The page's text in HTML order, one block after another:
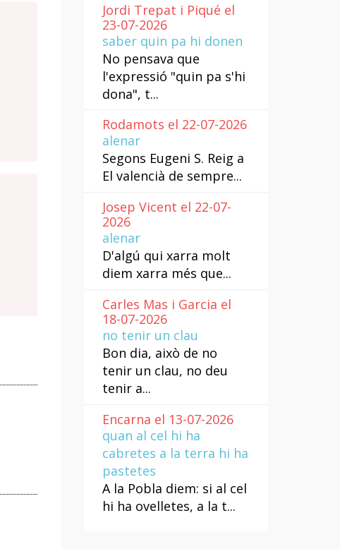
Jordi Trepat i Piqué el
23-07-2026
saber quin pa hi donen
No pensava que
l'expressió "quin pa s'hi
dona", t...
Rodamots el 22-07-2026
alenar
Segons Eugeni S. Reig a
El valencià de sempre...
Josep Vicent el 22-07-
2026
alenar
D'algú qui xarra molt
diem xarra més que...
Carles Mas i Garcia el
18-07-2026
no tenir un clau
Bon dia, això de no
tenir un clau, no deu
tenir a...
Encarna el 13-07-2026
quan al cel hi ha
cabretes a la terra hi ha
pastetes
A la Pobla diem: si al cel
hi ha ovelletes, a la t...